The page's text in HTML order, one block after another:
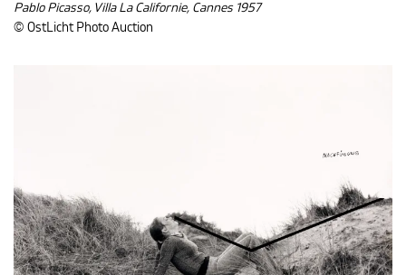
Pablo Picasso, Villa La Californie, Cannes 1957
© OstLicht Photo Auction